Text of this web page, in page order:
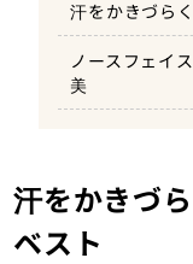
汗をかきづら
ノースフェイ
美
汗をかきづ
ベスト